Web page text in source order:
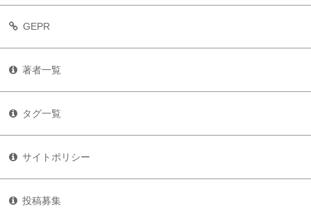
GEPR
著者一覧
タグ一覧
サイトポリシー
投稿募集